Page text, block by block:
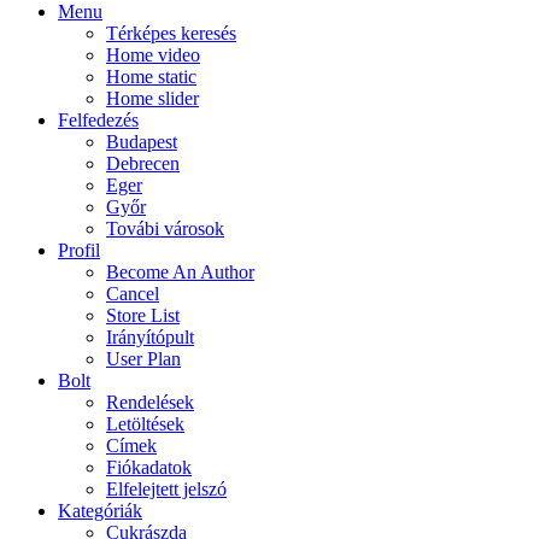
Menu
Térképes keresés
Home video
Home static
Home slider
Felfedezés
Budapest
Debrecen
Eger
Győr
Továbi városok
Profil
Become An Author
Cancel
Store List
Irányítópult
User Plan
Bolt
Rendelések
Letöltések
Címek
Fiókadatok
Elfelejtett jelszó
Kategóriák
Cukrászda